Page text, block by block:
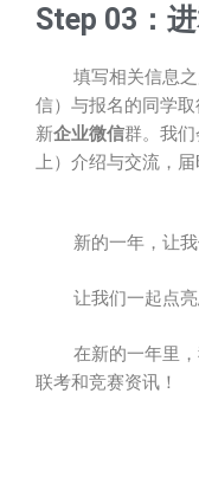
Step 03：
填写相关信息之
信）与报名的同学
新企业微信群。我
上）介绍与交流，届
新的一年，让我
让我们一起点亮
在新的一年里，
联考和竞赛资讯！